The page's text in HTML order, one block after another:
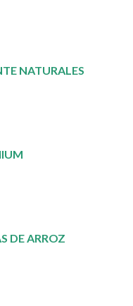
NATURALES
DE ARROZ